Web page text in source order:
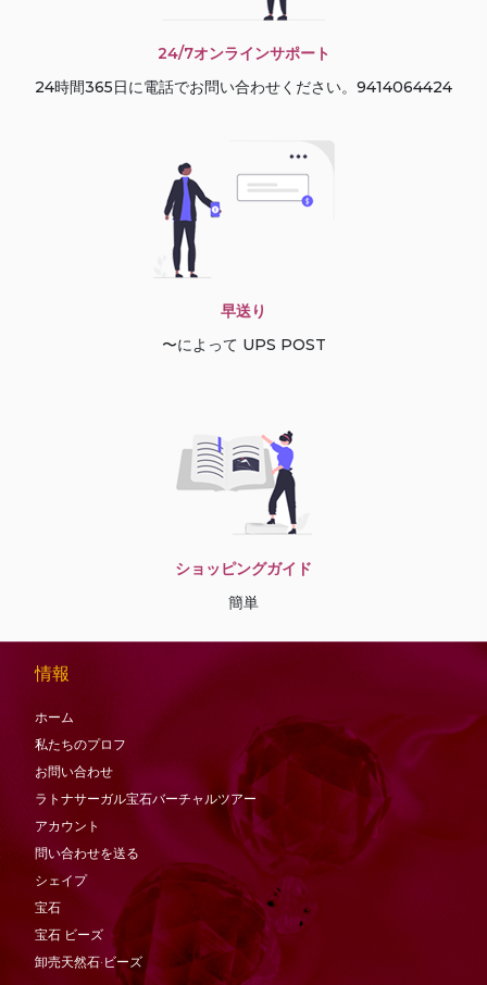
24/7オンラインサポート
24時間365日に電話でお問い合わせください。9414064424
早送り
〜によって UPS POST
ショッピングガイド
簡単
情報
ホーム
私たちのプロフ
お問い合わせ
ラトナサーガル宝石バーチャ​​ルツアー
アカウント
問い合わせを送る
シェイプ
宝石
宝石 ビーズ
卸売天然石·ビーズ